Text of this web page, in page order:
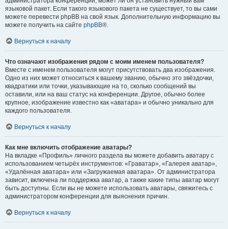
языковой пакет. Если такого языкового пакета не существует, то вы сами
можете перевести phpBB на свой язык. Дополнительную информацию вы
можете получить на сайте phpBB®.
Вернуться к началу
Что означают изображения рядом с моим именем пользователя?
Вместе с именем пользователя могут присутствовать два изображения.
Одно из них может относиться к вашему званию, обычно это звёздочки,
квадратики или точки, указывающие на то, сколько сообщений вы
оставили, или на ваш статус на конференции. Другое, обычно более
крупное, изображение известно как «аватара» и обычно уникально для
каждого пользователя.
Вернуться к началу
Как мне включить отображение аватары?
На вкладке «Профиль» личного раздела вы можете добавить аватару с
использованием четырёх инструментов: «Граватар», «Галерея аватар»,
«Удалённая аватара» или «Загружаемая аватара». От администратора
зависит, включена ли поддержка аватар, а также какие типы аватар могут
быть доступны. Если вы не можете использовать аватары, свяжитесь с
администратором конференции для выяснения причин.
Вернуться к началу